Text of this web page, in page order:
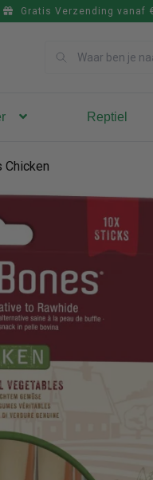
Gratis Verzending vanaf
Reptiel
Chicken